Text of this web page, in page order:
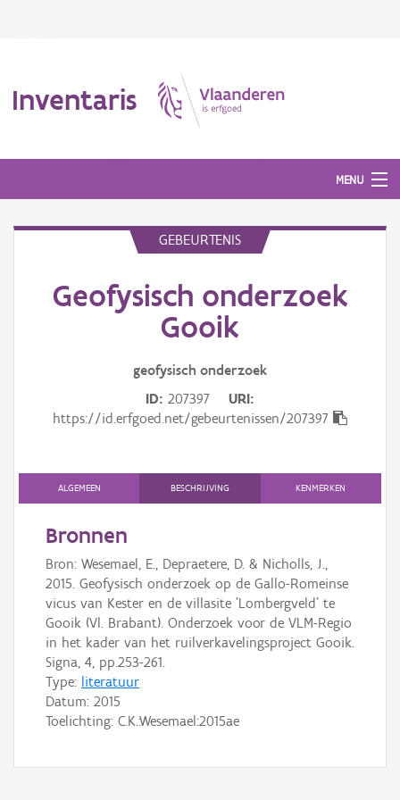
Inventaris
MENU
Aanduidingsobject
Gebeurtenis
Downloads
Hergebruik
Aanmelden
GEBEURTENIS
Geofysisch onderzoek
Gooik
geofysisch onderzoek
ID 207397
URI
https://id.erfgoed.net/gebeurtenissen/207397
ALGEMEEN BESCHRIJVING KENMERKEN
Bronnen
Bron: Wesemael, E., Depraetere, D. & Nicholls, J.,
2015. Geofysisch onderzoek op de Gallo-Romeinse
vicus van Kester en de villasite 'Lombergveld' te
Gooik (Vl. Brabant). Onderzoek voor de VLM-Regio
in het kader van het ruilverkavelingsproject Gooik.
Signa, 4, pp.253-261.
Type: literatuur
Datum: 2015
Toelichting: C.K.:Wesemael:2015ae